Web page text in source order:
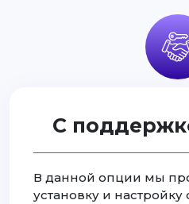
С
В данной опции мы
установку и